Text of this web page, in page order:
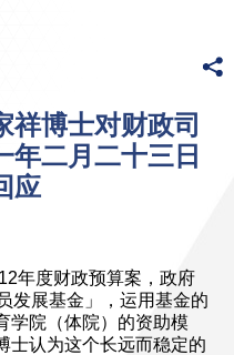
祥博士对财政司
年二月二十三日
应
年度财政预算案，政府
发展基金」，运用基金的
学院（体院）的资助模
士认为这个长远而稳定的